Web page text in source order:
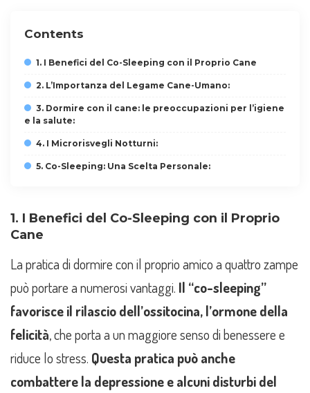
Contents
1. I Benefici del Co-Sleeping con il Proprio Cane
2. L’Importanza del Legame Cane-Umano:
3. Dormire con il cane: le preoccupazioni per l’igiene
e la salute:
4. I Microrisvegli Notturni:
5. Co-Sleeping: Una Scelta Personale:
1. I Benefici del Co-Sleeping con il Proprio
Cane
La pratica di dormire con il proprio amico a quattro zampe
può portare a numerosi vantaggi. Il “co-sleeping”
favorisce il rilascio dell’ossitocina, l’ormone della
felicità, che porta a un maggiore senso di benessere e
riduce lo stress. Questa pratica può anche
combattere la depressione e alcuni disturbi del